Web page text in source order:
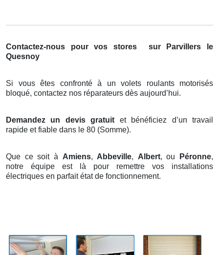
Contactez-nous pour vos stores
sur Parvillers le
Quesnoy
Si vous êtes confronté à un volets roulants motorisés
bloqué, contactez nos réparateurs dès aujourd’hui.
Demandez un devis gratuit et bénéficiez d’un travail
rapide et fiable dans le 80 (Somme).
Que ce soit à Amiens, Abbeville, Albert, ou Péronne,
notre équipe est là pour remettre vos installations
électriques en parfait état de fonctionnement.